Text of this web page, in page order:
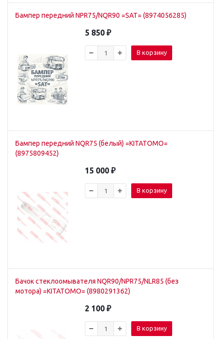
Бампер передний NPR75/NQR90 =SAT= (8974056285)
5 850 ₽
В корзину
Бампер передний NQR75 (белый) =KITATOMO=
(8975809452)
15 000 ₽
В корзину
Бачок стеклоомывателя NQR90/NPR75/NLR85 (без
мотора) =KITATOMO= (8980291362)
2 100 ₽
В корзину